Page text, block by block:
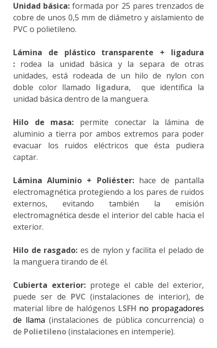
Unidad básica: formada por 25 pares trenzados de
cobre de unos 0,5 mm de diámetro y aislamiento de
PVC o polietileno.
Lámina de plástico transparente + ligadura
:rodea la unidad básica y la separa de otras
unidades, está rodeada de un hilo de nylon con
doble color llamado ligadura, que identifica la
unidad básica dentro de la manguera.
Hilo de masa: permite conectar la lámina de
aluminio a tierra por ambos extremos para poder
evacuar los ruidos eléctricos que ésta pudiera
captar.
Lámina Aluminio + Poliéster:hace de pantalla
electromagnética protegiendo a los pares de ruidos
externos, evitando también la emisión
electromagnética desde el interior del cable hacia el
exterior.
Hilo de rasgado: es de nylon y facilita el pelado de
la manguera tirando de él.
Cubierta exterior:protege el cable del exterior,
puede ser de PVC (instalaciones de interior), de
material libre de halógenos LSFH no propagadores
de llama (instalaciones de pública concurrencia) o
de Polietileno(instalaciones en intemperie).